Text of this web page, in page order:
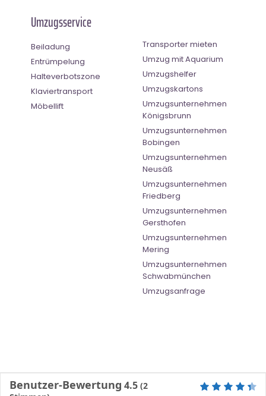
Umzugsservice
Beiladung
Entrümpelung
Halteverbotszone
Klaviertransport
Möbellift
Transporter mieten
Umzug mit Aquarium
Umzugshelfer
Umzugskartons
Umzugsunternehmen
Königsbrunn
Umzugsunternehmen
Bobingen
Umzugsunternehmen
Neusäß
Umzugsunternehmen
Friedberg
Umzugsunternehmen
Gersthofen
Umzugsunternehmen
Mering
Umzugsunternehmen
Schwabmünchen
Umzugsanfrage
Benutzer-Bewertung 4.5 (2